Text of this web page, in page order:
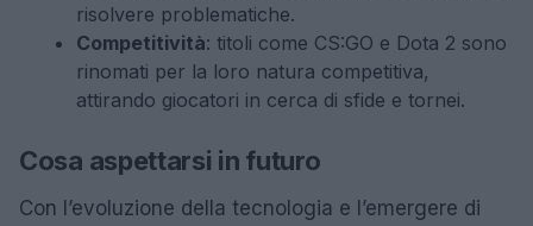
risolvere problematiche.
Competitività: titoli come CS:GO e Dota 2 sono
rinomati per la loro natura competitiva,
attirando giocatori in cerca di sfide e tornei.
Cosa aspettarsi in futuro
Con l’evoluzione della tecnologia e l’emergere di